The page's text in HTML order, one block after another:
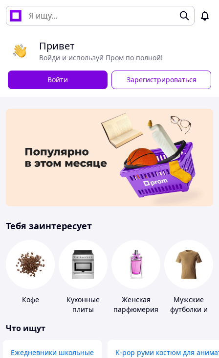
Привет
Войди и используй Пром по полной!
Войти Зарегистрироваться
Тебя заинтересует
Кофе
Кухонные
плиты
Женская
парфюмерия
Мужские
футболки и
Что ищут
Ежедневники школьные K-pop руми костюм для